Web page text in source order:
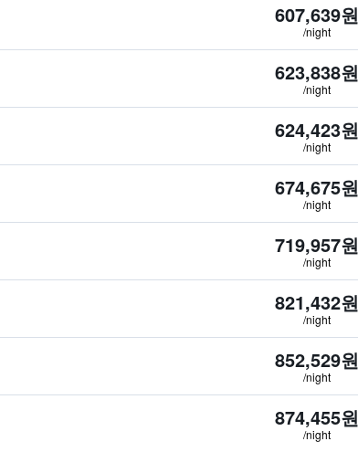
607,639원
/night
623,838원
/night
624,423원
/night
674,675원
/night
719,957원
/night
821,432원
/night
852,529원
/night
874,455원
/night